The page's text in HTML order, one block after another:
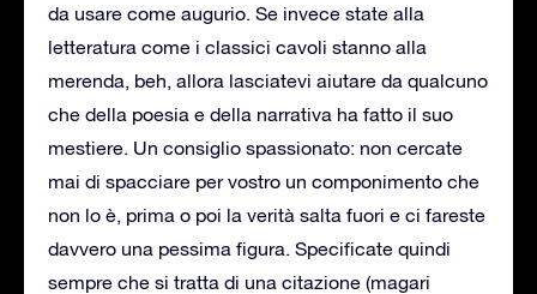
da usare come augurio. Se invece state alla
letteratura come i classici cavoli stanno alla
merenda, beh, allora lasciatevi aiutare da qualcuno
che della poesia e della narrativa ha fatto il suo
mestiere. Un consiglio spassionato: non cercate
mai di spacciare per vostro un componimento che
non lo è, prima o poi la verità salta fuori e ci fareste
davvero una pessima figura. Specificate quindi
sempre che si tratta di una citazione (magari